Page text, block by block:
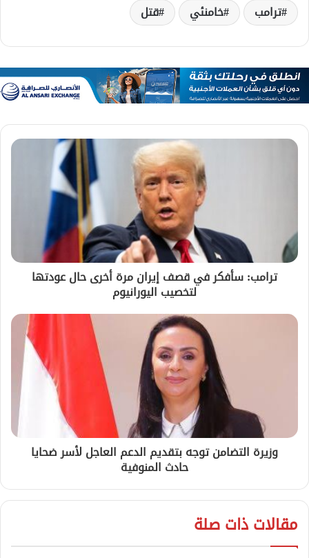
ترامب خامنئي قتل
ترامب: سأفكر في قصف إيران مرة أخرى حال عودتها
لتخصيب اليورانيوم
وزيرة التضامن توجه بتقديم الدعم العاجل لأسر ضحايا
حادث المنوفية
مقالات ذات صلة